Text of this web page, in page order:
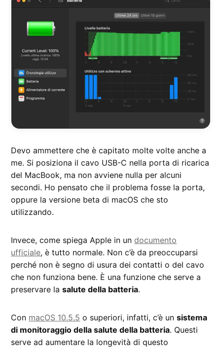
Devo ammettere che è capitato molte volte anche a
me. Si posiziona il cavo USB-C nella porta di ricarica
del MacBook, ma non avviene nulla per alcuni
secondi. Ho pensato che il problema fosse la porta,
oppure la versione beta di macOS che sto
utilizzando.
Invece, come spiega Apple in un documento
ufficiale, è tutto normale. Non c’è da preoccuparsi
perché non è segno di usura dei contatti o del cavo
che non funziona bene. È una funzione che serve a
preservare lasalute della batteria.
Con macOS 10.5.5 o superiori, infatti, c’è unsistema
di monitoraggio della salute della batteria. Questi
serve ad aumentare la longevità di questo